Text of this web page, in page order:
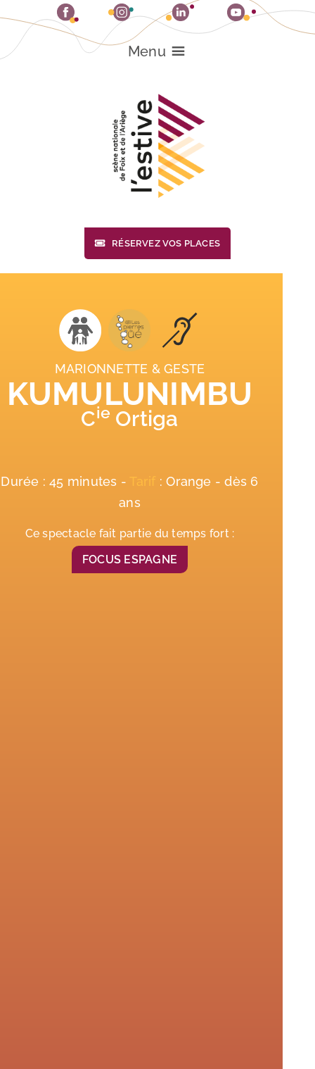
contenu
Menu
RÉSERVEZ VOS PLACES
MARIONNETTE & GESTE
KUMULUNIMBU
Cie Ortiga
Durée : 45 minutes - Tarif : Orange - dès 6
ans
Ce spectacle fait partie du temps fort :
FOCUS ESPAGNE